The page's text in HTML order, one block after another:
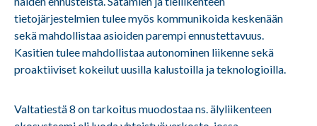
tietojärjestelmien tulee myös kommunikoida keskenään
sekä mahdollistaa asioiden parempi ennustettavuus.
Kasitien tulee mahdollistaa autonominen liikenne sekä
proaktiiviset kokeilut uusilla kalustoilla ja teknologioilla.
Valtatiestä 8 on tarkoitus muodostaa ns. älyliikenteen